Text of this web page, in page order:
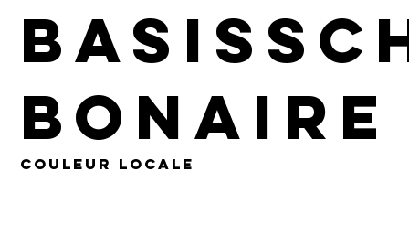
BONAIRE
Couleur Locale